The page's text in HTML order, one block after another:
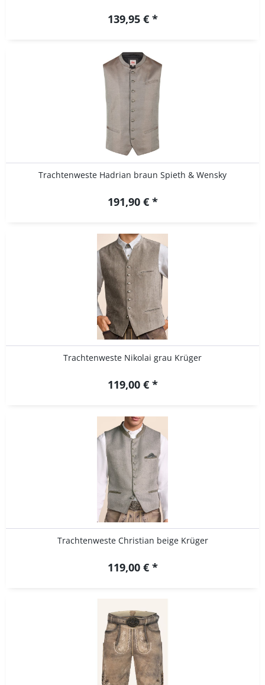
139,95 € *
Trachtenweste Hadrian braun Spieth & Wensky
191,90 € *
Trachtenweste Nikolai grau Krüger
119,00 € *
Trachtenweste Christian beige Krüger
119,00 € *